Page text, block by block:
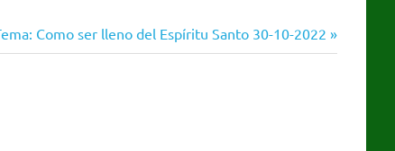
Como ser lleno del Espíritu Santo 30-10-2022